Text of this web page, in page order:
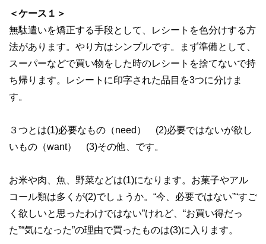
＜ケース１＞
無駄遣いを矯正する手段として、レシートを色分けする方
法があります。やり方はシンプルです。まず準備として、
スーパーなどで買い物をした時のレシートを捨てないで持
ち帰ります。レシートに印字された品目を3つに分けま
す。
３つとは(1)必要なもの（need） (2)必要ではないが欲し
いもの（want） (3)その他、です。
お米や肉、魚、野菜などは(1)になります。お菓子やアル
コール類は多くが(2)でしょうか。“今、必要ではない”“すご
く欲しいと思ったわけではない”けれど、“お買い得だっ
た”“気になった”の理由で買ったものは(3)に入ります。